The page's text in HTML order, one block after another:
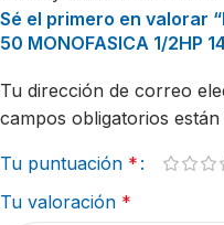
Sé el primero en valorar
50 MONOFASICA 1/2HP
Tu dirección de correo
campos obligatorios
Tu puntuación *
Tu valoración *